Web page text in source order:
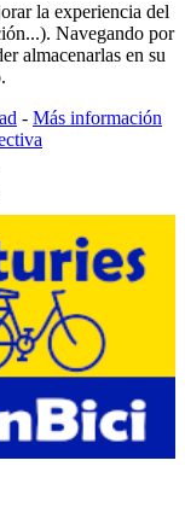
la experiencia del
Navegando por
almacenarlas en su
- Más información